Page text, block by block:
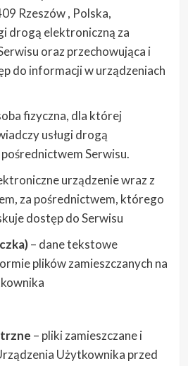
Rzeszów , Polska,
drogą elektroniczną za
oraz przechowująca i
do informacji w urządzeniach
fizyczna, dla której
usługi drogą
Serwisu.
urządzenie wraz z
za pośrednictwem, którego
dostęp do Serwisu
– dane tekstowe
plików zamieszczanych na
– pliki zamieszczane i
Użytkownika przed